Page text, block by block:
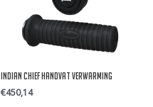
kan
gekozen
worden
Indian Chief Handvat verwarming
€450,14